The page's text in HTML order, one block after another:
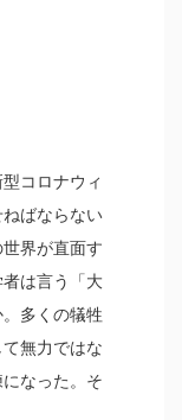
コロナウィ
ばならない
界が直面す
は言う「大
多くの犠牲
無力ではな
なった。そ